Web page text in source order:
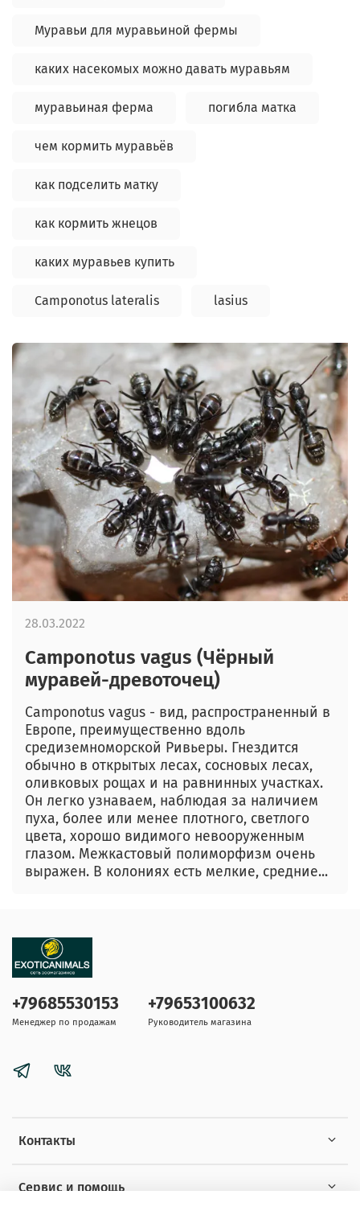
Муравьи для муравьиной фермы
каких насекомых можно давать муравьям
муравьиная ферма погибла матка
чем кормить муравьёв
как подселить матку
как кормить жнецов
каких муравьев купить
Camponotus lateralis lasius
Camponotus vagus (Чёрный
муравей-древоточец)
Camponotus vagus - вид, распространенный в
Европе, преимущественно вдоль
средиземноморской Ривьеры. Гнездится
обычно в открытых лесах, сосновых лесах,
оливковых рощах и на равнинных участках.
Он легко узнаваем, наблюдая за наличием
пуха, более или менее плотного, светлого
цвета, хорошо видимого невооруженным
глазом. Межкастовый полиморфизм очень
выражен. В колониях есть мелкие, средние...
28.03.2022
Контакты
Сервис и помощь
+79685530153
Менеджер по продажам
+79653100632
Руководитель магазина